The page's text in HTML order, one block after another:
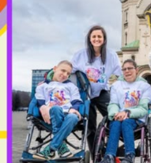
Фантазирай
Приказки
История на
Музикална
От соул до
Кои сме ние?
За вас,
БНР
БНР
Архивен фонд